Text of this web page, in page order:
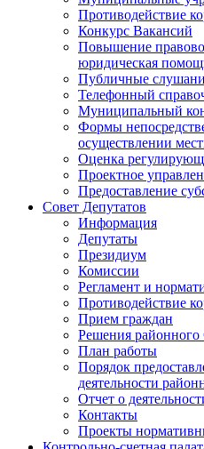
Противодействие
Конкурс Вакансий
Повышение
юридическая
Публичные
Телефонный
Муниципальный
Формы
осуществлении
Оценка
Проектное
Предоставление
Совет Депутатов
Информация
Депутаты
Президиум
Комиссии
Регламент и
Противодействие
Прием граждан
Решения районного
План работы
Порядок
деятельности
Отчет о
Контакты
Проекты